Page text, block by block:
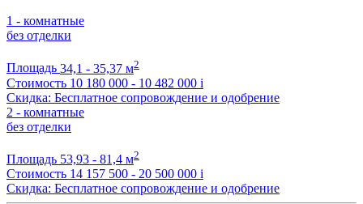
1 - комнатные
без отделки
Площадь 34,1 - 35,37 м2
Стоимость 10 180 000 - 10 482 000 i
Скидка: Бесплатное сопровождение и одобрение
2 - комнатные
без отделки
Площадь 53,93 - 81,4 м2
Стоимость 14 157 500 - 20 500 000 i
Скидка: Бесплатное сопровождение и одобрение